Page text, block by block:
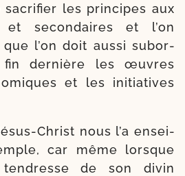
les prin­cipes aux
et secon­daires et l’on
que l’on doit aus­si subor­
der­nière les œuvres
et les ini­tia­tives
​Christ nous l’a ensei­
car même lorsque
ten­dresse de son divin